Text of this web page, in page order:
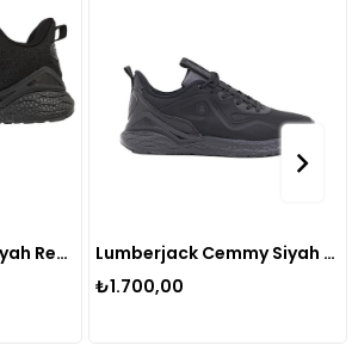
Lumberjack Ruby Siyah Renk SİYAH
Lumberjack Cemmy Siyah Siyah Renk SİYAH SİYAH
₺1.700,00